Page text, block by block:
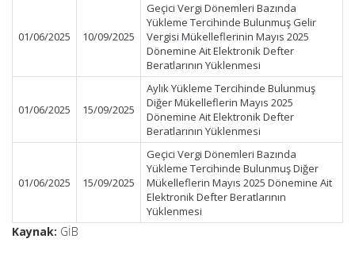
01/06/2025 10/09/2025
Geçici Vergi Dönemleri Bazında
Yükleme Tercihinde Bulunmuş Gelir
Vergisi Mükelleflerinin Mayıs 2025
Dönemine Ait Elektronik Defter
Beratlarının Yüklenmesi
01/06/2025 15/09/2025
Aylık Yükleme Tercihinde Bulunmuş
Diğer Mükelleflerin Mayıs 2025
Dönemine Ait Elektronik Defter
Beratlarının Yüklenmesi
01/06/2025 15/09/2025
Geçici Vergi Dönemleri Bazında
Yükleme Tercihinde Bulunmuş Diğer
Mükelleflerin Mayıs 2025 Dönemine Ait
Elektronik Defter Beratlarının
Yüklenmesi
Kaynak: GİB